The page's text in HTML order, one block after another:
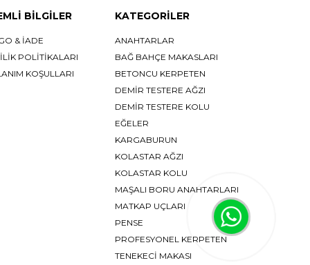
BILGILER
& İADE
POLİTİKALARI
KOŞULLARI
KATEGORILER
ANAHTARLAR
BAĞ BAHÇE MAKASLARI
BETONCU KERPETEN
DEMİR TESTERE AĞZI
DEMİR TESTERE KOLU
EĞELER
KARGABURUN
KOLASTAR AĞZI
KOLASTAR KOLU
MAŞALI BORU ANAHTARLARI
MATKAP UÇLARI
PENSE
PROFESYONEL KERPETEN
TENEKECİ MAKASI